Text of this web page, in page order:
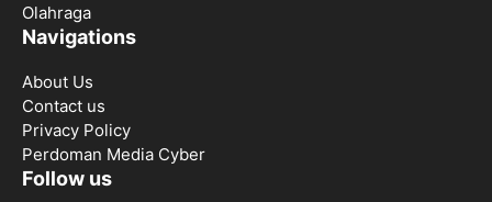
Olahraga
Navigations
About Us
Contact us
Privacy Policy
Perdoman Media Cyber
Follow us